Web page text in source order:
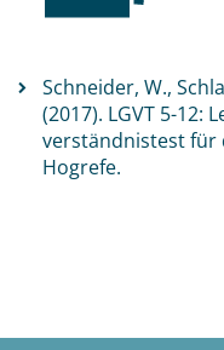
Schneider, W.,
(2017). LGVT 5-12:
verständnistest für
Hogrefe.